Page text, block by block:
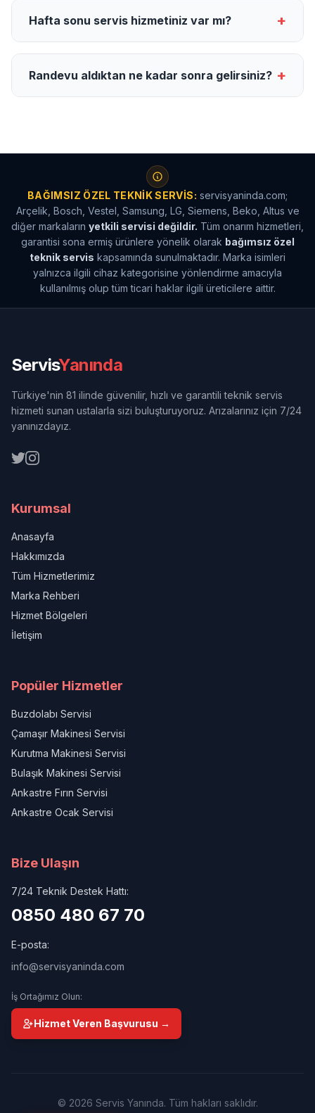
Hafta sonu servis hizmetiniz var mı? +
Randevu aldıktan ne kadar sonra gelirsiniz? +
BAĞIMSIZ ÖZEL TEKNIK SERVIS: servisyaninda.com;
Arçelik, Bosch, Vestel, Samsung, LG, Siemens, Beko, Altus ve
diğer markaların yetkili servisi değildir. Tüm onarım hizmetleri,
garantisi sona ermiş ürünlere yönelik olarak bağımsız özel
teknik servis kapsamında sunulmaktadır. Marka isimleri
yalnızca ilgili cihaz kategorisine yönlendirme amacıyla
kullanılmış olup tüm ticari haklar ilgili üreticilere aittir.
ServisYanında
Türkiye'nin 81 ilinde güvenilir, hızlı ve garantili teknik servis
hizmeti sunan ustalarla sizi buluşturuyoruz. Arızalarınız için 7/24
yanınızdayız.
Kurumsal
Anasayfa
Hakkımızda
Tüm Hizmetlerimiz
Marka Rehberi
Hizmet Bölgeleri
İletişim
Popüler Hizmetler
Buzdolabı Servisi
Çamaşır Makinesi Servisi
Kurutma Makinesi Servisi
Bulaşık Makinesi Servisi
Ankastre Fırın Servisi
Ankastre Ocak Servisi
Bize Ulaşın
7/24 Teknik Destek Hattı:
0850 480 67 70
E-posta:
info@servisyaninda.com
İş Ortağımız Olun:
Hizmet Veren Başvurusu →
© 2026 Servis Yanında. Tüm hakları saklıdır.